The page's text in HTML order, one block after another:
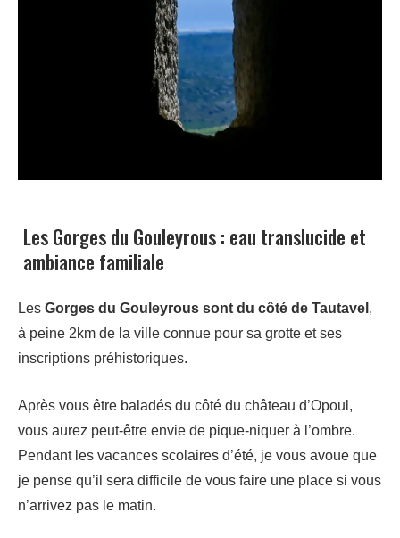
Les Gorges du Gouleyrous : eau translucide et
ambiance familiale
Les Gorges du Gouleyrous sont du côté de Tautavel ,
à peine 2km de la ville connue pour sa grotte et ses
inscriptions préhistoriques.
Après vous être baladés du côté du château d’Opoul,
vous aurez peut-être envie de pique-niquer à l’ombre.
Pendant les vacances scolaires d’été, je vous avoue que
je pense qu’il sera difficile de vous faire une place si vous
n’arrivez pas le matin.